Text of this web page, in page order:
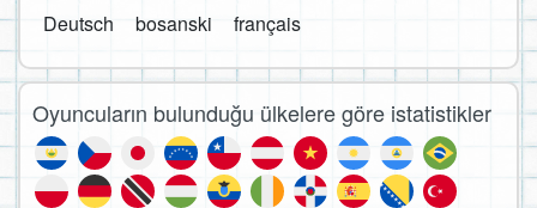
Deutsch
bosanski français
Oyuncuların bulunduğu ülkelere göre istatistikler